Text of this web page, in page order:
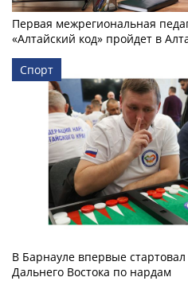
Первая межрегиональная
«Алтайский код» пройдет в
Спорт
В Барнауле впервые
Дальнего Востока по нардам